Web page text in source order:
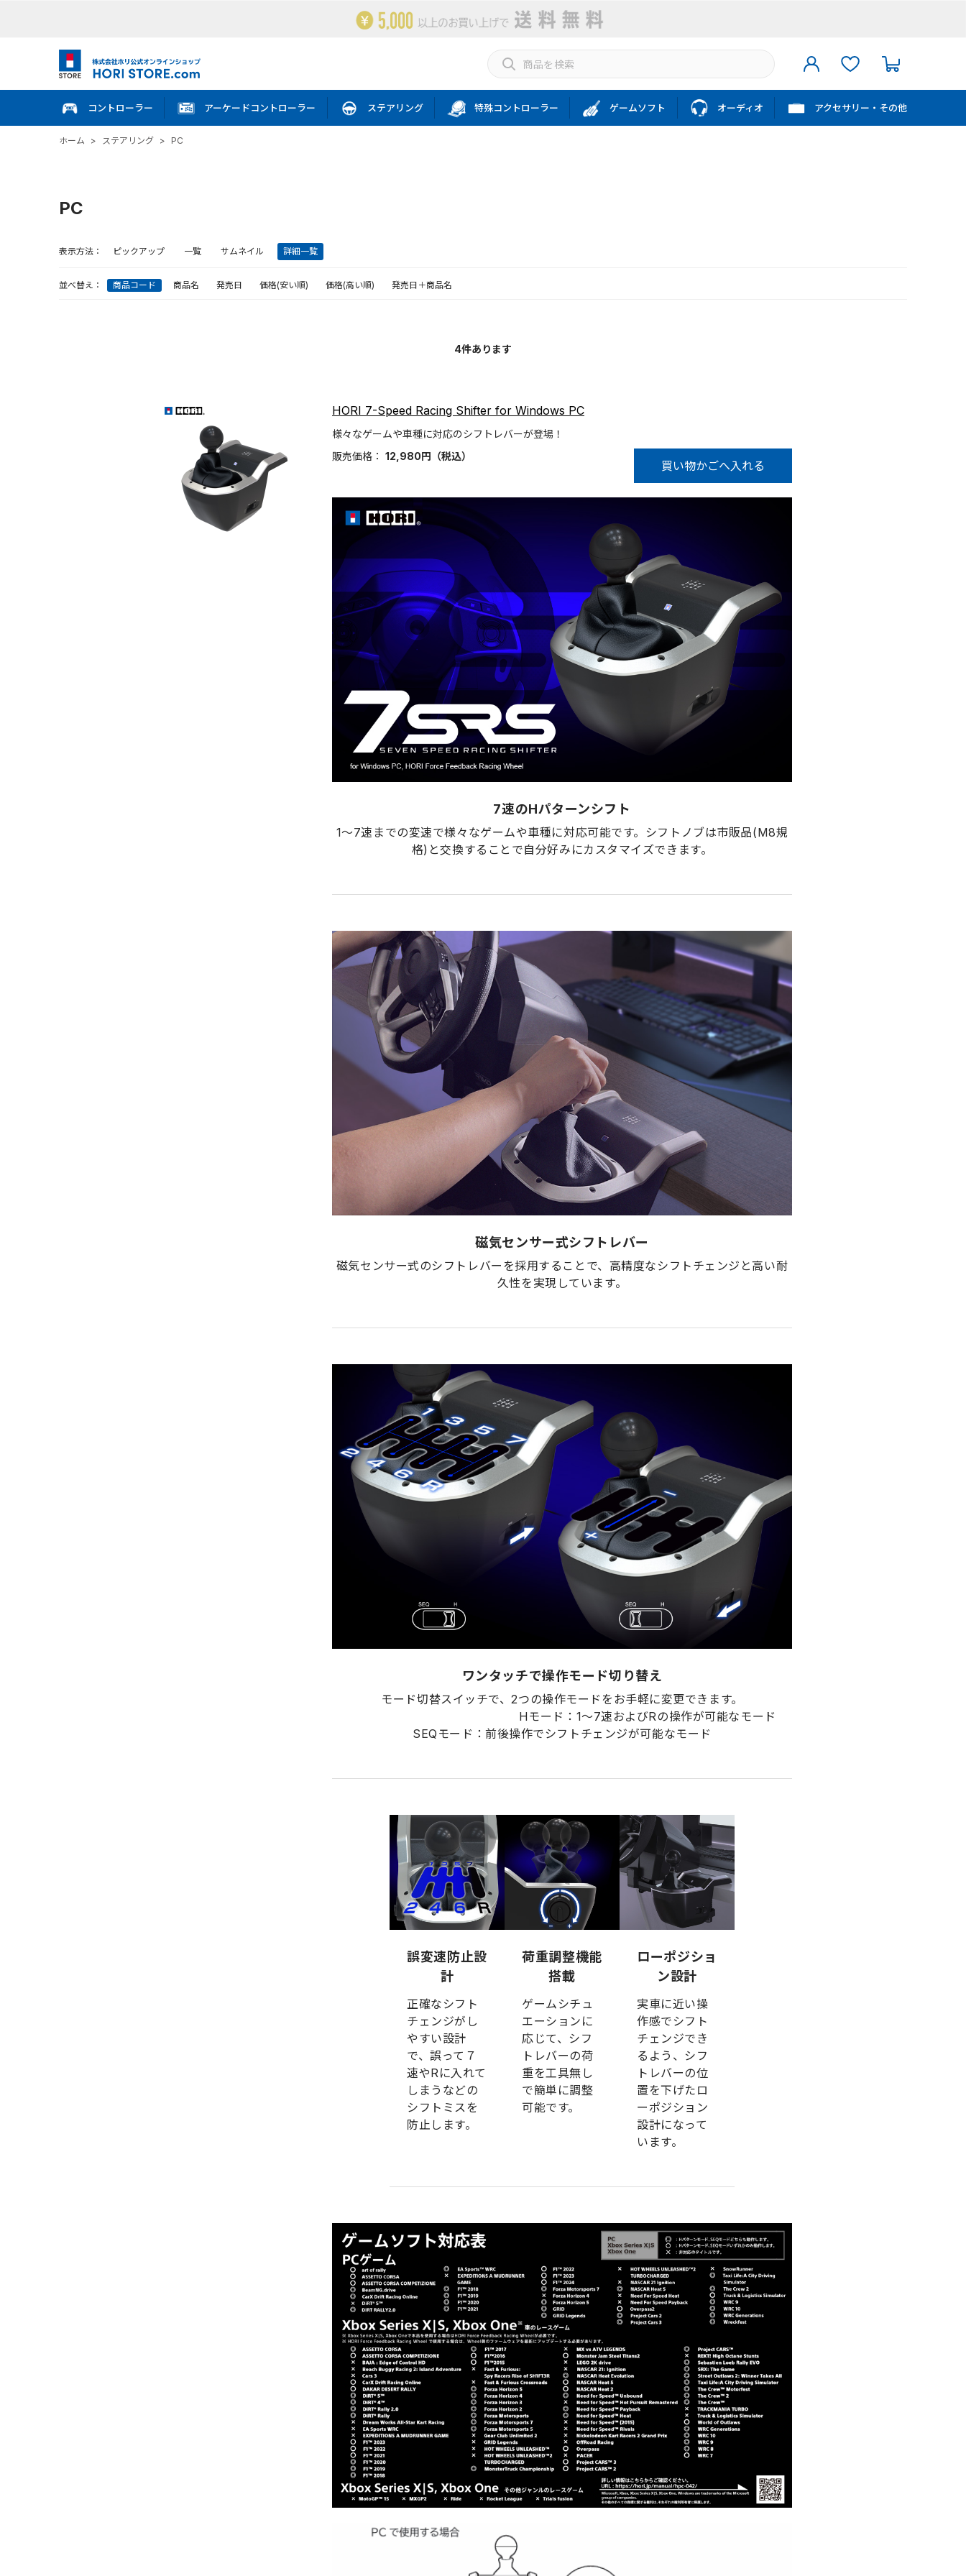
コントローラー アーケードコントローラー ステアリング 特殊コントローラー ゲームソフト オーディオ アクセサリー・その他
ホーム > ステアリング > PC
PC
表示方法： ピックアップ 一覧 サムネイル 詳細一覧
並べ替え： 商品コード 商品名 発売日 価格(安い順) 価格(高い順) 発売日＋商品名
4件あります
HORI 7-Speed Racing Shifter for Windows PC
様々なゲームや車種に対応のシフトレバーが登場！
販売価格： 12,980円 （税込）
買い物かごへ入れる
7速のHパターンシフト
1～7速までの変速で様々なゲームや車種に対応可能です。シフトノブは市販品(M8規
格)と交換することで自分好みにカスタマイズできます。
磁気センサー式シフトレバー
磁気センサー式のシフトレバーを採用することで、高精度なシフトチェンジと高い耐
久性を実現しています。
ワンタッチで操作モード切り替え
モード切替スイッチで、2つの操作モードをお手軽に変更できます。
Hモード：1～7速およびRの操作が可能なモード
SEQモード：前後操作でシフトチェンジが可能なモード
誤変速防止設
計
正確なシフト
チェンジがし
やすい設計
で、誤って７
速やRに入れて
しまうなどの
シフトミスを
防止します。
荷重調整機能
搭載
ゲームシチュ
エーションに
応じて、シフ
トレバーの荷
重を工具無し
で簡単に調整
可能です。
ローポジショ
ン設計
実車に近い操
作感でシフト
チェンジでき
るよう、シフ
トレバーの位
置を下げたロ
ーポジション
設計になって
います。